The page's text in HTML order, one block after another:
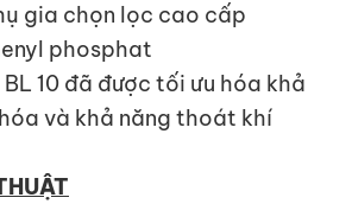
gia chọn lọc cao cấp
phosphat
10 đã được tối ưu hóa khả
và khả năng thoát khí